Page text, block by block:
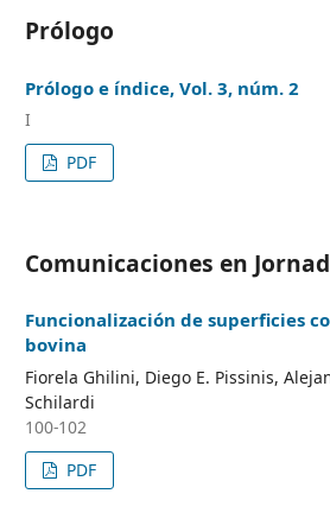
Prólogo
Prólogo e índice, Vol. 3, núm. 2
I
PDF
Comunicaciones en
Funcionalización de superficies
bovina
Fiorela Ghilini, Diego E. Pissinis,
Schilardi
100-102
PDF